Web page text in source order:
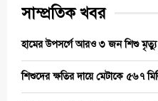
সাম্প্রতিক খবর
হামের উপসর্গে আরও ৩ জন শিশু মৃত্যু
শিশুদের ক্ষতির দায়ে মেটাকে ৫৬৭